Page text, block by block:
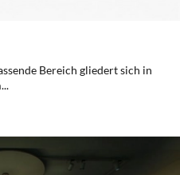
Bereich gliedert sich in